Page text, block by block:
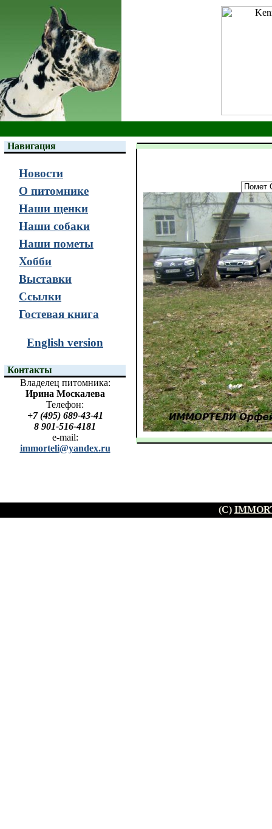
Навигация
Новости
О питомнике
Наши щенки
Наши собаки
Наши пометы
Хобби
Выставки
Ссылки
Гостевая книга
English version
Контакты
Владелец питомника:
Ирина Москалева
Телефон:
+7 (495) 689-43-41
8 901-516-4181
e-mail:
immorteli@yandex.ru
(C)